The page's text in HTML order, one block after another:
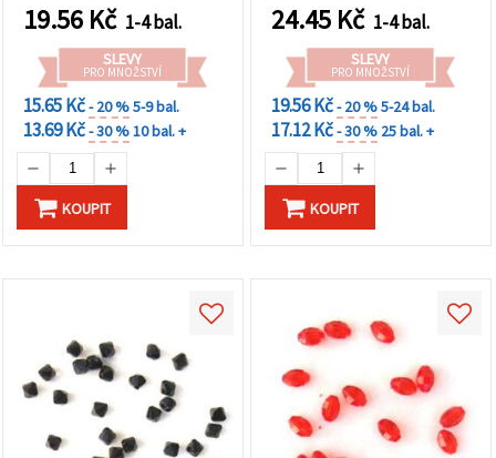
19.56 Kč 1-4 bal.
SLEVY
PRO MNOŽSTVÍ
15.65 Kč- 20 %5-9 bal.
13.69 Kč- 30 %10 bal. +
KOUPIT
24.45 Kč 1-4 bal.
SLEVY
PRO MNOŽSTVÍ
19.56 Kč- 20 %5-24 bal.
17.12 Kč- 30 % 25 bal. +
KOUPIT